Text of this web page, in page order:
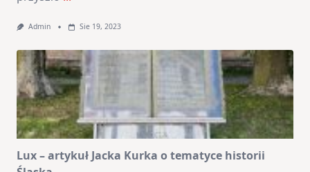
Admin Sie 19, 2023
Lux – artykuł Jacka Kurka o tematyce historii